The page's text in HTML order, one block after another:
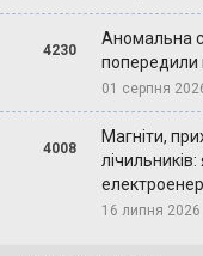
4230
Аномальна
попередили
01 серпня
4008
Магніти,
16 липня 2026